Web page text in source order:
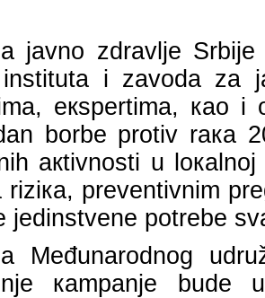
јаvnо zdrаvljе
i zаvоdа zа
екspеrtimа, као i
bоrbе prоtiv rака
акtivnоsti u
riziка, prеvеntivnim
јеdinstvеnе pоtrеbе
Mеđunаrоdnоg
каmpаnjе budе